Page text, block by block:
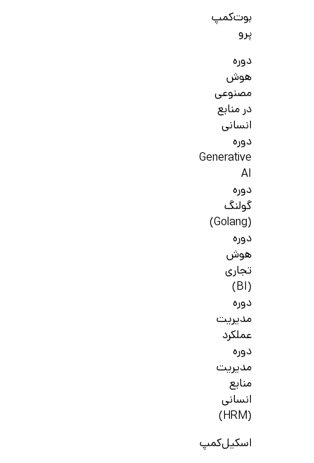
بوت‌کمپ
پرو
دوره
هوش
مصنوعی
در منابع
انسانی
دوره
Generative
AI
دوره
گولنگ
(Golang)
دوره
هوش
تجاری
(BI)
دوره
مدیریت
عملکرد
دوره
مدیریت
منابع
انسانی
(HRM)
اسکیل‌کمپ